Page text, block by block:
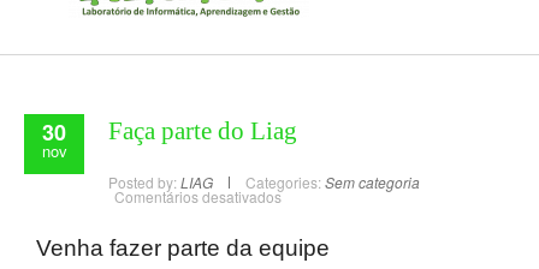
30
nov
Faça parte do Liag
Posted by: LIAG Categories: Sem categoria
Comentários desativados
Venha fazer parte da equipe